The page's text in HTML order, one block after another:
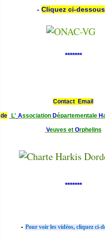
- Cliquez ci-dessous
*******
Contact Email
de L' Association Départementale H
Veuves et Orphelins
*******
- Pour voir les vidéos, cliquez ci-